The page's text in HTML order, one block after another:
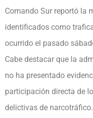
Comando Sur reportó la
identificados como
ocurrido el pasado
Cabe destacar que la
no ha presentado
participación directa de
delictivas de